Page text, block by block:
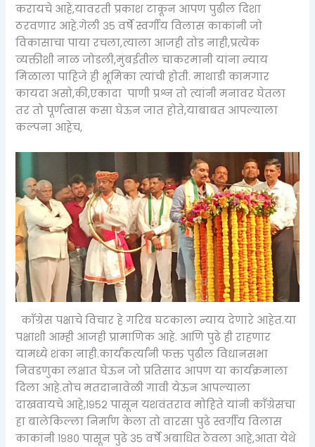
करायचे आहे,यावरती प्रकाश टाकून आपण पुढील दिशा
ठरवणार आहे.गेली ३५ वर्षे स्वर्गीय विलास काकांनी जो
विकासाचा पाया रचला,त्याला आजही तोड नाही,प्रत्येक
व्यक्तीशी नाळ जोडली,मुंबईतील चाकरमानी यांना न्याय
मिळाला पाहिजे ही भूमिका त्यांची होती. माथाडी कामगार
कायदा असो,की,एकादा पाणी प्रश्न तो त्यांनी मनावर घेतला
तर तो पूर्णत्वास कसा घेऊन जात होते,याबाबत आपल्याला
कल्पना आहेच,
काँग्रेस पक्षाचे विचार हे गरिब घटकाला न्याय देणारे आहेत.या
पक्षाशी आम्ही आजही प्रामाणिक आहे. आणि पुढे ही राहणार
यामध्ये शंका नाही.कार्यकर्त्यांनी फक्त पुढील विधानसभा
निवडणुका लक्षात घेऊन जो प्रतिसाद आपण या कार्यक्रमाला
दिला आहे.तोच मतदानावेळी गावी येऊन आपल्याला
दाखवायचे आहे,१९५२ पासून यशवंतराव मोहिते यांनी काँग्रेसचा
हा बालेकिल्ला निर्माण केला तो वारसा पुढे स्वर्गीय विलास
काकांनी १९८० पासून पुढे ३५ वर्षे अबाधित ठेवला आहे,आता येथे